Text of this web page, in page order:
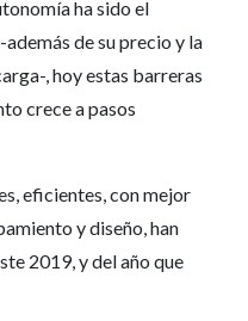
ha sido el
de su precio y la
, hoy estas barreras
crece a pasos
eficientes, con mejor
y diseño, han
2019, y del año que